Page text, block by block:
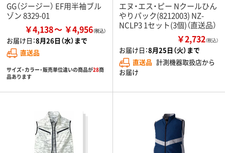
GG（ジージー） EF用半袖ブル
ゾン 8329-01
￥4,138 ￥4,956
お届け日：8月26日（水）まで
直送品
サイズ・カラー・販売単位違いの商品が28商
品あります
エヌ・エス・ピー Nクールひん
やりパック(8212003) NZ-
NCLP3 1セット(3個)（直送品）
￥2,732（税込）
お届け日：8月25日（火）まで
直送品 計測機器取扱店から
お届け